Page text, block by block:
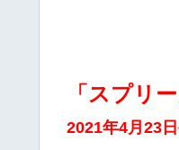
「スプリー
2021年4月23日